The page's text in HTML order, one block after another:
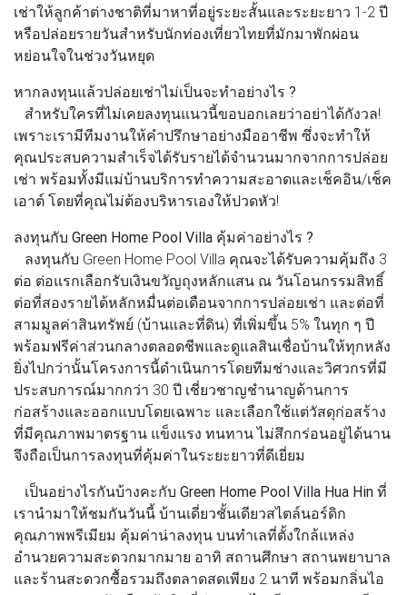
เช่าให้ลูกค้าต่างชาติที่มาหาที่อยู่ระยะสั้นและระยะยาว 1-2 ปี
หรือปล่อยรายวันสำหรับนักท่องเที่ยวไทยที่มักมาพักผ่อน
หย่อนใจในช่วงวันหยุด
หากลงทุนแล้วปล่อยเช่าไม่เป็นจะทำอย่างไร ?
สำหรับใครที่ไม่เคยลงทุนแนวนี้ขอบอกเลยว่าอย่าได้กังวล!
เพราะเรามีทีมงานให้คำปรึกษาอย่างมืออาชีพ ซึ่งจะทำให้
คุณประสบความสำเร็จได้รับรายได้จำนวนมากจากการปล่อย
เช่า พร้อมทั้งมีแม่บ้านบริการทำความสะอาดและเช็คอิน/เช็ค
เอาต์ โดยที่คุณไม่ต้องบริหารเองให้ปวดหัว!
ลงทุนกับ Green Home Pool Villa คุ้มค่าอย่างไร ?
ลงทุนกับ Green Home Pool Villa คุณจะได้รับความคุ้มถึง 3
ต่อ ต่อแรกเลือกรับเงินขวัญถุงหลักแสน ณ วันโอนกรรมสิทธิ์
ต่อที่สองรายได้หลักหมื่นต่อเดือนจากการปล่อยเช่า และต่อที่
สามมูลค่าสินทรัพย์ (บ้านและที่ดิน) ที่เพิ่มขึ้น 5% ในทุก ๆ ปี
พร้อมฟรีค่าส่วนกลางตลอดชีพและดูแลสินเชื่อบ้านให้ทุกหลัง
ยิ่งไปกว่านั้นโครงการนี้ดำเนินการโดยทีมช่างและวิศวกรที่มี
ประสบการณ์มากกว่า 30 ปี เชี่ยวชาญชำนาญด้านการ
ก่อสร้างและออกแบบโดยเฉพาะ และเลือกใช้แต่วัสดุก่อสร้าง
ที่มีคุณภาพมาตรฐาน แข็งแรง ทนทาน ไม่สึกกร่อนอยู่ได้นาน
จึงถือเป็นการลงทุนที่คุ้มค่าในระยะยาวที่ดีเยี่ยม
เป็นอย่างไรกันบ้างคะกับ Green Home Pool Villa Hua Hin ที่
เรานำมาให้ชมกันวันนี้ บ้านเดี่ยวชั้นเดียวสไตล์นอร์ดิก
คุณภาพพรีเมียม คุ้มค่าน่าลงทุน บนทำเลที่ตั้งใกล้แหล่ง
อำนวยความสะดวกมากมาย อาทิ สถานศึกษา สถานพยาบาล
และร้านสะดวกซื้อรวมถึงตลาดสดเพียง 2 นาที พร้อมกลิ่นไอ